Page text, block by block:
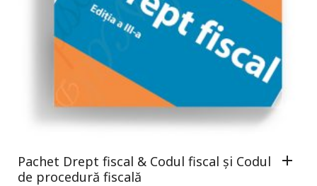
Pachet Drept fiscal & Codul fiscal și Codul
de procedură fiscală